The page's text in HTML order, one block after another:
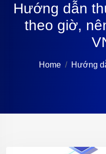
Hướng dẫn
theo giờ,
Home Hướng